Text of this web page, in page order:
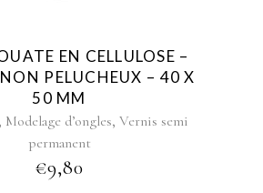
EN CELLULOSE –
PELUCHEUX – 40 X
50 MM
, Modelage d’ongles, Vernis semi
permanent
€9,80